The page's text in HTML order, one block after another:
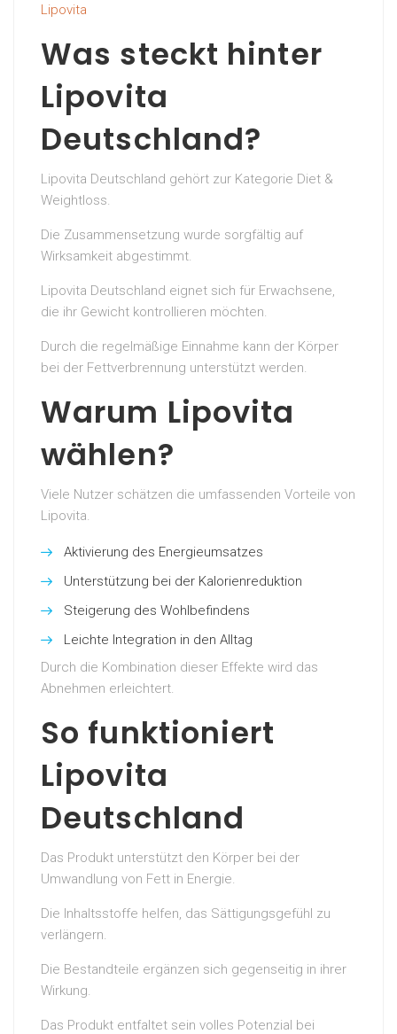
Lipovita
Was steckt hinter
Lipovita
Deutschland?
Lipovita Deutschland gehört zur Kategorie Diet &
Weightloss.
Die Zusammensetzung wurde sorgfältig auf
Wirksamkeit abgestimmt.
Lipovita Deutschland eignet sich für Erwachsene,
die ihr Gewicht kontrollieren möchten.
Durch die regelmäßige Einnahme kann der Körper
bei der Fettverbrennung unterstützt werden.
Warum Lipovita
wählen?
Viele Nutzer schätzen die umfassenden Vorteile von
Lipovita.
Aktivierung des Energieumsatzes
Unterstützung bei der Kalorienreduktion
Steigerung des Wohlbefindens
Leichte Integration in den Alltag
Durch die Kombination dieser Effekte wird das
Abnehmen erleichtert.
So funktioniert
Lipovita
Deutschland
Das Produkt unterstützt den Körper bei der
Umwandlung von Fett in Energie.
Die Inhaltsstoffe helfen, das Sättigungsgefühl zu
verlängern.
Die Bestandteile ergänzen sich gegenseitig in ihrer
Wirkung.
Das Produkt entfaltet sein volles Potenzial bei